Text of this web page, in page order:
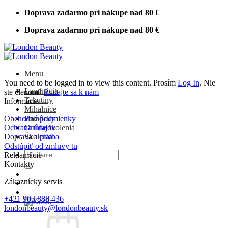
Skip
content
Doprava zadarmo pri nákupe nad 80 €
Doprava zadarmo pri nákupe nad 80 €
Menu
Laminácia
Tekutiny
Mihalnice
Pomôcky
Online školenia
Školenia
Hľadať:
You need to be logged in to view this content. Prosím Log In. Nie
ste členom?Pridajte sa k nám
Informácie
Obchodné podmienky
Ochrana údajov
Doprava a platba
Odstúpiť od zmluvy tu
Reklamácie
Kontakty
Zákaznícky servis
+421 903 888 436
londonbeauty@londonbeauty.sk